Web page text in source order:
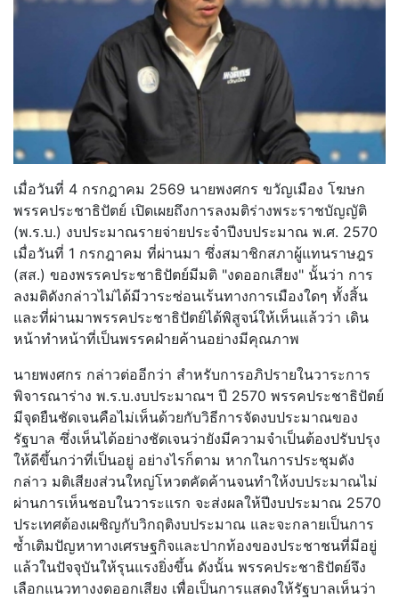
เมื่อวันที่ 4 กรกฎาคม 2569 นายพงศกร ขวัญเมือง โฆษก
พรรคประชาธิปัตย์ เปิดเผยถึงการลงมติร่างพระราชบัญญัติ
(พ.ร.บ.) งบประมาณรายจ่ายประจำปีงบประมาณ พ.ศ. 2570
เมื่อวันที่ 1 กรกฎาคม ที่ผ่านมา ซึ่งสมาชิกสภาผู้แทนราษฎร
(สส.) ของพรรคประชาธิปัตย์มีมติ "งดออกเสียง" นั้นว่า การ
ลงมติดังกล่าวไม่ได้มีวาระซ่อนเร้นทางการเมืองใดๆ ทั้งสิ้น
และที่ผ่านมาพรรคประชาธิปัตย์ได้พิสูจน์ให้เห็นแล้วว่า เดิน
หน้าทำหน้าที่เป็นพรรคฝ่ายค้านอย่างมีคุณภาพ
นายพงศกร กล่าวต่ออีกว่า สำหรับการอภิปรายในวาระการ
พิจารณาร่าง พ.ร.บ.งบประมาณฯ ปี 2570 พรรคประชาธิปัตย์
มีจุดยืนชัดเจนคือไม่เห็นด้วยกับวิธีการจัดงบประมาณของ
รัฐบาล ซึ่งเห็นได้อย่างชัดเจนว่ายังมีความจำเป็นต้องปรับปรุง
ให้ดีขึ้นกว่าที่เป็นอยู่ อย่างไรก็ตาม หากในการประชุมดัง
กล่าว มติเสียงส่วนใหญ่โหวตคัดค้านจนทำให้งบประมาณไม่
ผ่านการเห็นชอบในวาระแรก จะส่งผลให้ปีงบประมาณ 2570
ประเทศต้องเผชิญกับวิกฤติงบประมาณ และจะกลายเป็นการ
ซ้ำเติมปัญหาทางเศรษฐกิจและปากท้องของประชาชนที่มีอยู่
แล้วในปัจจุบันให้รุนแรงยิ่งขึ้น ดังนั้น พรรคประชาธิปัตย์จึง
เลือกแนวทางงดออกเสียง เพื่อเป็นการแสดงให้รัฐบาลเห็นว่า